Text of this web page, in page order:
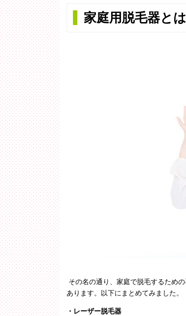
家庭用脱毛器と
その名の通り、家庭で脱毛するため
あります。以下にまとめてみました。
・レーザー脱毛器